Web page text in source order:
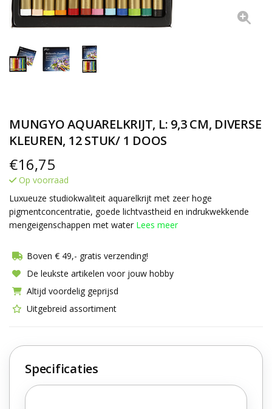
MUNGYO AQUARELKRIJT, L: 9,3 CM, DIVERSE
KLEUREN, 12 STUK/ 1 DOOS
€16,75
Op voorraad
Luxueuze studiokwaliteit aquarelkrijt met zeer hoge
pigmentconcentratie, goede lichtvastheid en indrukwekkende
mengeigenschappen met water Lees meer
Boven € 49,- gratis verzending!
De leukste artikelen voor jouw hobby
Altijd voordelig geprijsd
Uitgebreid assortiment
Specificaties